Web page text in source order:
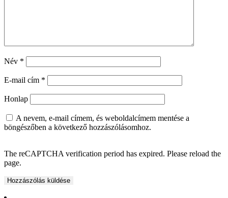
Név *
E-mail cím *
Honlap
A nevem, e-mail címem, és weboldalcímem mentése a
böngészőben a következő hozzászólásomhoz.
The reCAPTCHA verification period has expired. Please reload the
page.